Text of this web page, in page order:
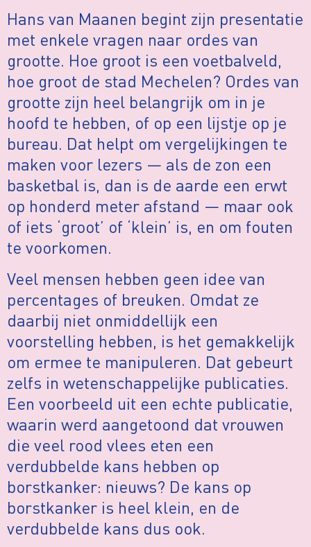
Hans van Maanen begint zijn presentatie
met enkele vragen naar ordes van
grootte. Hoe groot is een voetbalveld,
hoe groot de stad Mechelen? Ordes van
grootte zijn heel belangrijk om in je
hoofd te hebben, of op een lijstje op je
bureau. Dat helpt om vergelijkingen te
maken voor lezers — als de zon een
basketbal is, dan is de aarde een erwt
op honderd meter afstand — maar ook
of iets ‘groot’ of ‘klein’ is, en om fouten
te voorkomen.
Veel mensen hebben geen idee van
percentages of breuken. Omdat ze
daarbij niet onmiddellijk een
voorstelling hebben, is het gemakkelijk
om ermee te manipuleren. Dat gebeurt
zelfs in wetenschappelijke publicaties.
Een voorbeeld uit een echte publicatie,
waarin werd aangetoond dat vrouwen
die veel rood vlees eten een
verdubbelde kans hebben op
borstkanker: nieuws? De kans op
borstkanker is heel klein, en de
verdubbelde kans dus ook.